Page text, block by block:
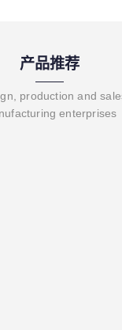
产品推荐
production and
enterprises